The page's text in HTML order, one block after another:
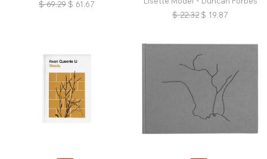
$ 69.29 $ 61.67
$ 22.32 $ 19.87